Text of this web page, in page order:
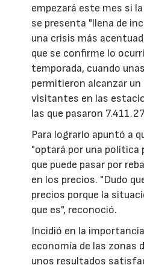
empezará este mes si
se presenta "llena de
una crisis más
que se confirme lo
temporada, cuando
permitieron alcanzar un
visitantes en las
las que pasaron
Para lograrlo apuntó a
"optará por una política
que puede pasar por
en los precios. "Dudo
precios porque la
que es", reconoció.
Incidió en la
economía de las zonas
unos resultados